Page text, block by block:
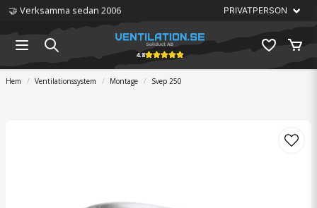
🤝 Verksamma sedan 2006
4.8
Hem Ventilationssystem Montage Svep 250